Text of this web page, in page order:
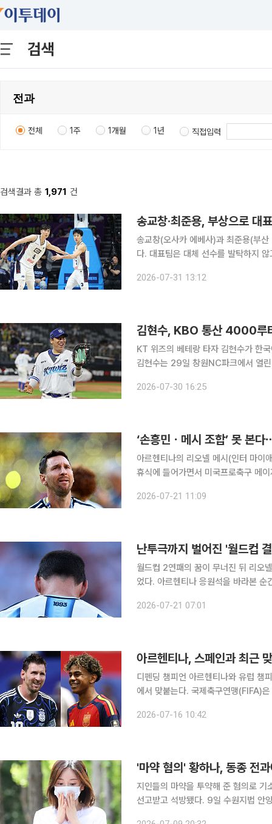
검색
전체 1주 1개월 1년 직접입력
검색결과 총 1,971 건
송교창·최준용, 부상으로
송교창(오사카 에베사)과 최준용(부
다. 대표팀은 대체 선수를 발탁하지 않고
선발한 훈련 대상자 가운데 송교창과
2026-07-31 13:12
김현수, KBO 통산 4000루
KT 위즈의 베테랑 타자 김현수가 한
김현수는 29일 창원NC파크에서 열
다. 김현수가 7루타를 추가하면
2026-07-30 16:25
‘손흥민ㆍ메시 조합’ 못 본
아르헨티나의 리오넬 메시(인터 마
휴식에 들어가면서 미국프로축구 메이저
29일 열리는 2026 MLS 올스타전에
2026-07-21 11:09
난투극까지 벌어진 '월드컵
월드컵 2연패의 꿈이 무너진 뒤 리오
었다. 아르헨티나 응원석을 바라본
다. 메시는 20일(현지시간) 자신의
2026-07-21 07:01
아르헨티나, 스페인과 최근
디펜딩 챔피언 아르헨티나와 유럽
에서 맞붙는다. 국제축구연맹(FIFA)은 16일(이하 한국시간) 공식 홈페이지를 통해 20일 오전 4시
2026-07-16 10:42
'마약 혐의' 황하나, 동종 전
지인들의 마약을 투약해 준 혐의로
선고받고 석방됐다. 9일 수원지법 안양지원 형사3단독 박준섭 부장판사는 마약류 관리에 관한 법률